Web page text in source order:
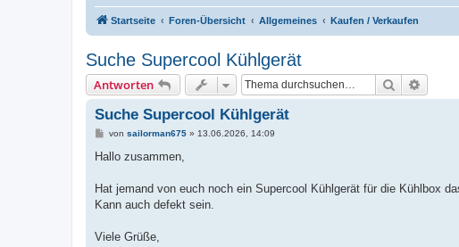
Startseite Foren-Übersicht Allgemeines Kaufen / Verkaufen
Suche Supercool Kühlgerät
Antworten Suche
Suche Supercool Kühlgerät
B
i
a
von sailorman675» 13.06.2026, 14:09
Hallo zusammen,
Hat jemand von euch noch ein Supercool Kühlgerät für die Kühlbox
Kann auch defekt sein.
Viele Grüße,